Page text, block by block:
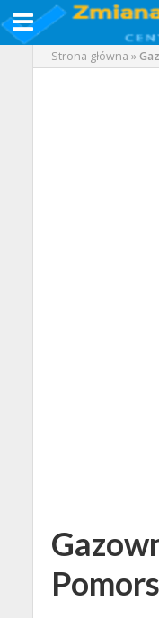
Strona główna »